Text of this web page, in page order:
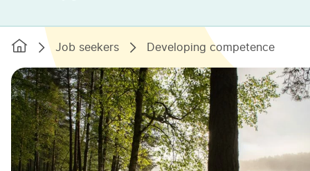
EtusivuJob seekers Developing competence